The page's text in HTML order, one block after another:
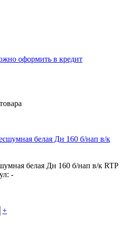
оформить в кредит
белая Дн 160 б/нап в/к RTP
-
+